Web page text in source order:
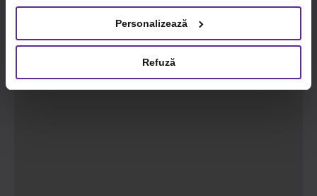
privind utilizarea modulelor cookie.Detalii
Personalizează
Refuză